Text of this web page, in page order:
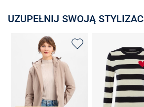
UZUPEŁNIJ SWOJĄ